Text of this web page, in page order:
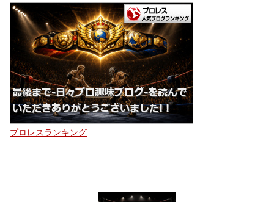
プロレスランキング